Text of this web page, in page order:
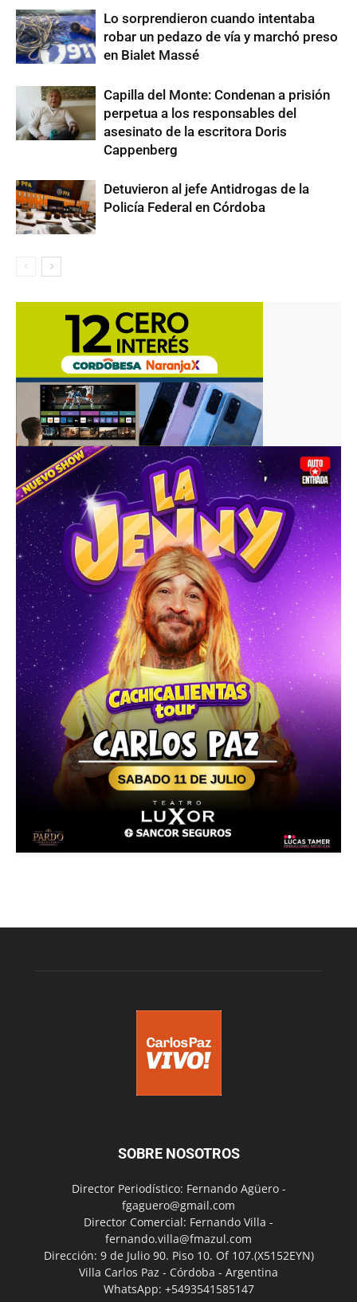
Lo sorprendieron cuando intentaba
robar un pedazo de vía y marchó preso
en Bialet Massé
Capilla del Monte: Condenan a prisión
perpetua a los responsables del
asesinato de la escritora Doris
Cappenberg
Detuvieron al jefe Antidrogas de la
Policía Federal en Córdoba
SOBRE NOSOTROS
Director Periodístico: Fernando Agüero -
fgaguero@gmail.com
Director Comercial: Fernando Villa -
fernando.villa@fmazul.com
Dirección: 9 de Julio 90. Piso 10. Of 107.(X5152EYN)
Villa Carlos Paz - Córdoba - Argentina
WhatsApp: +5493541585147